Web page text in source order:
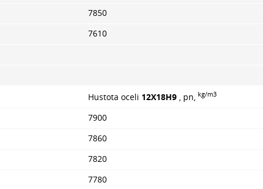
7850
7610
Hustota oceli 12Х18Н9 , pn, kg/m3
7900
7860
7820
7780